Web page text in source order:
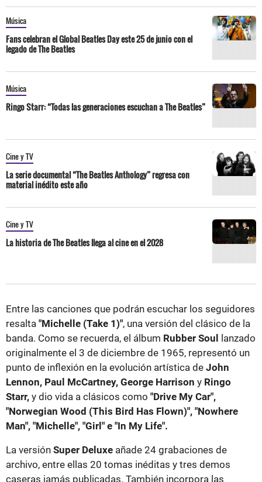
Música
Fans celebran el Global Beatles Day este 25 de junio con el
legado de The Beatles
Música
Ringo Starr: “Todas las generaciones escuchan a The Beatles”
Cine y TV
La serie documental “The Beatles Anthology” regresa con
material inédito este año
Cine y TV
La historia de The Beatles llega al cine en el 2028
Entre las canciones que podrán escuchar los seguidores
resalta "Michelle (Take 1)", una versión del clásico de la
banda. Como se recuerda, el álbum Rubber Soul
lanzado
originalmente el 3 de diciembre de 1965, representó un
punto de inflexión en la evolución artística de John
Lennon, Paul McCartney, George Harrison y Ringo
Starr, y dio vida a clásicos como "Drive My Car",
"Norwegian Wood (This Bird Has Flown)", "Nowhere
Man", "Michelle", "Girl" e "In My Life".
La versión Super Deluxe añade 24 grabaciones de
archivo, entre ellas 20 tomas inéditas y tres demos
caseras jamás publicadas. También incorpora las